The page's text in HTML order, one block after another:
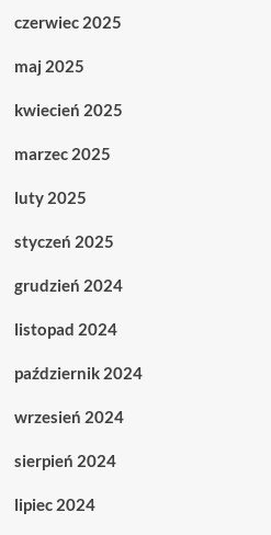
czerwiec 2025
maj 2025
kwiecień 2025
marzec 2025
luty 2025
styczeń 2025
grudzień 2024
listopad 2024
październik 2024
wrzesień 2024
sierpień 2024
lipiec 2024